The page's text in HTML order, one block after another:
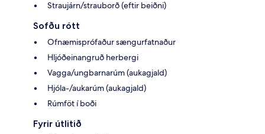
Straujárn/strauborð (eftir beiðni)
Sofðu rótt
Ofnæmisprófaður sængurfatnaður
Hljóðeinangruð herbergi
Vagga/ungbarnarúm (aukagjald)
Hjóla-/aukarúm (aukagjald)
Rúmföt í boði
Fyrir útlitið